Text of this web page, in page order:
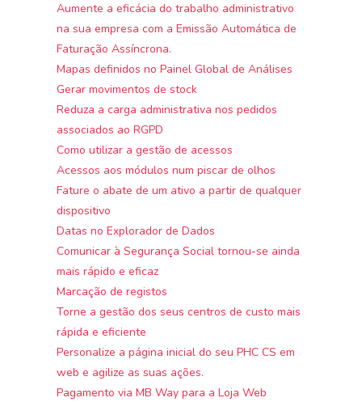
Aumente a eficácia do trabalho administrativo
na sua empresa com a Emissão Automática de
Faturação Assíncrona.
Mapas definidos no Painel Global de Análises
Gerar movimentos de stock
Reduza a carga administrativa nos pedidos
associados ao RGPD
Como utilizar a gestão de acessos
Acessos aos módulos num piscar de olhos
Fature o abate de um ativo a partir de qualquer
dispositivo
Datas no Explorador de Dados
Comunicar à Segurança Social tornou-se ainda
mais rápido e eficaz
Marcação de registos
Torne a gestão dos seus centros de custo mais
rápida e eficiente
Personalize a página inicial do seu PHC CS em
web e agilize as suas ações.
Pagamento via MB Way para a Loja Web